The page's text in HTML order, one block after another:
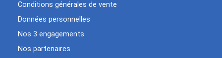
Conditions générales de vente
Données personnelles
Nos 3 engagements
Nos partenaires